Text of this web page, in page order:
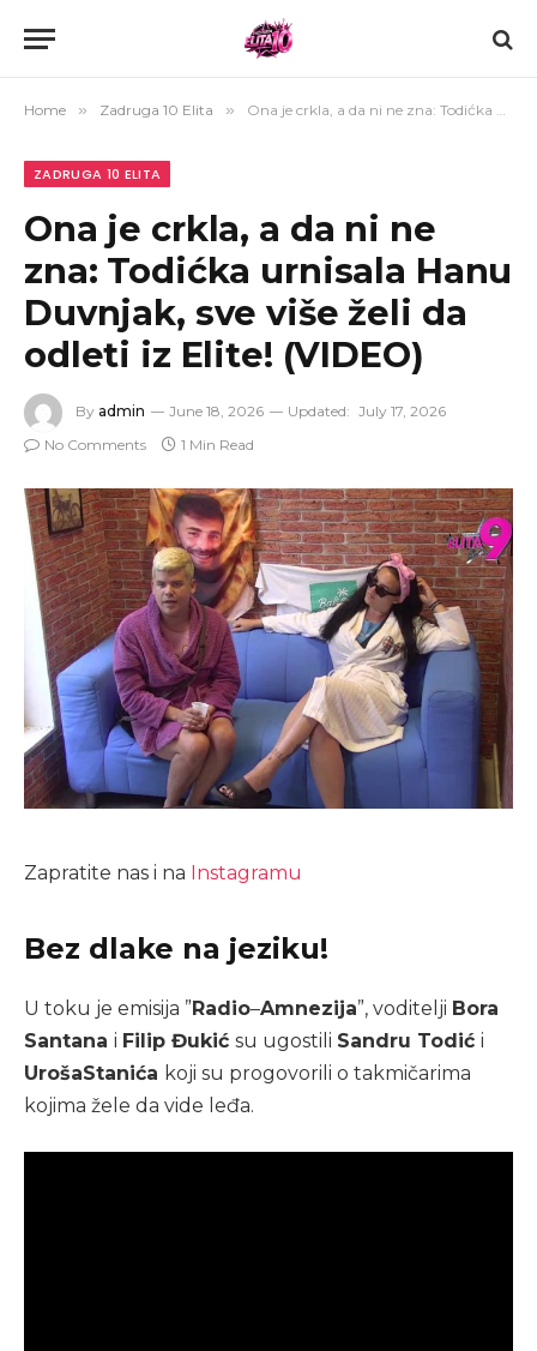
Home » Zadruga 10 Elita » Ona je crkla, a da ni ne zna: Todićka urnisala Hanu Duvnjak, sve više želi da odleti iz Elite! (VIDEO)
ZADRUGA 10 ELITA
Ona je crkla, a da ni ne
zna: Todićka urnisala Hanu
Duvnjak, sve više želi da
odleti iz Elite! (VIDEO)
By admin June 18, 2026 Updated: July 17, 2026
No Comments
1 Min Read
Zapratite nas i na Instagramu
Bez dlake na jeziku!
U toku je emisija ”Radio–Amnezija”, voditelji Bora
Santana i Filip Đukić su ugostili Sandru Todić i
UrošaStanića koji su progovorili o takmičarima
kojima žele da vide leđa.